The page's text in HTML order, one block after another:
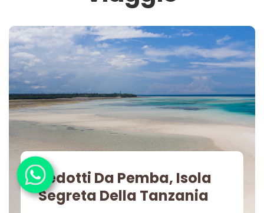
Sedotti Da Pemba, Isola
Segreta Della Tanzania